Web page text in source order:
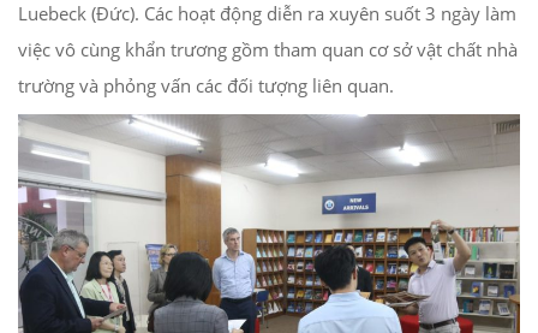
Luebeck (Đức). Các hoạt động diễn ra xuyên suốt 3 ngày làm
việc vô cùng khẩn trương gồm tham quan cơ sở vật chất nhà
trường và phỏng vấn các đối tượng liên quan.